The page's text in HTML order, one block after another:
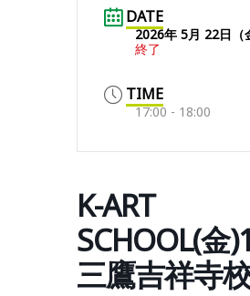
DATE
2026年 5月 22日（
終了
TIME
17:00 - 18:00
K-ART
SCHOOL(金
三鷹吉祥寺